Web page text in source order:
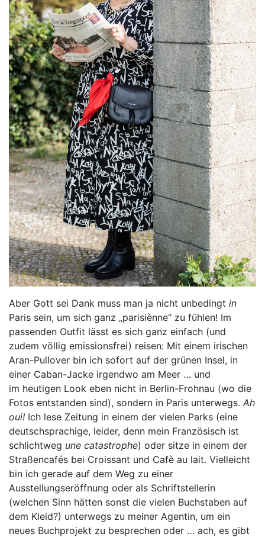
Aber Gott sei Dank muss man ja nicht unbedingt in
Paris sein, um sich ganz „parisiènne“ zu fühlen! Im
passenden Outfit lässt es sich ganz einfach (und
zudem völlig emissionsfrei) reisen: Mit einem irischen
Aran-Pullover bin ich sofort auf der grünen Insel, in
einer Caban-Jacke irgendwo am Meer … und
im heutigen Look eben nicht in Berlin-Frohnau (wo die
Fotos entstanden sind), sondern in Paris unterwegs. Ah
oui! Ich lese Zeitung in einem der vielen Parks (eine
deutschsprachige, leider, denn mein Französisch ist
schlichtweg une catastrophe) oder sitze in einem der
Straßencafés bei Croissant und Cafè au lait. Vielleicht
bin ich gerade auf dem Weg zu einer
Ausstellungseröffnung oder als Schriftstellerin
(welchen Sinn hätten sonst die vielen Buchstaben auf
dem Kleid?) unterwegs zu meiner Agentin, um ein
neues Buchprojekt zu besprechen oder … ach, es gibt